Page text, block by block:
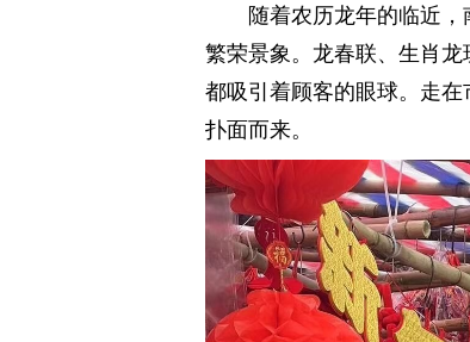
随着农历龙年的临近
繁荣景象。龙春联、生肖
都吸引着顾客的眼球。走
扑面而来。